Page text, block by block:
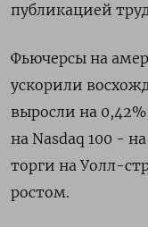
публикацией
Фьючерсы на
ускорили
выросли на
на Nasdaq 100 -
торги на Уолл-
ростом.